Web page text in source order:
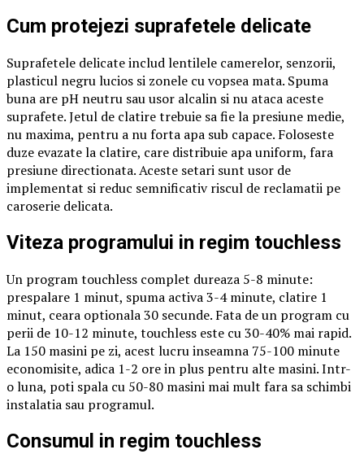
Cum protejezi suprafetele delicate
Suprafetele delicate includ lentilele camerelor, senzorii,
plasticul negru lucios si zonele cu vopsea mata. Spuma
buna are pH neutru sau usor alcalin si nu ataca aceste
suprafete. Jetul de clatire trebuie sa fie la presiune medie,
nu maxima, pentru a nu forta apa sub capace. Foloseste
duze evazate la clatire, care distribuie apa uniform, fara
presiune directionata. Aceste setari sunt usor de
implementat si reduc semnificativ riscul de reclamatii pe
caroserie delicata.
Viteza programului in regim touchless
Un program touchless complet dureaza 5-8 minute:
prespalare 1 minut, spuma activa 3-4 minute, clatire 1
minut, ceara optionala 30 secunde. Fata de un program cu
perii de 10-12 minute, touchless este cu 30-40% mai rapid.
La 150 masini pe zi, acest lucru inseamna 75-100 minute
economisite, adica 1-2 ore in plus pentru alte masini. Intr-
o luna, poti spala cu 50-80 masini mai mult fara sa schimbi
instalatia sau programul.
Consumul in regim touchless